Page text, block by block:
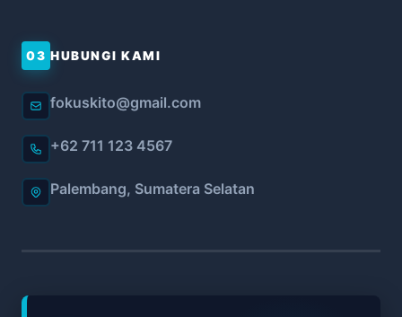
03 HUBUNGI KAMI
fokuskito@gmail.com
+62 711 123 4567
Palembang, Sumatera Selatan